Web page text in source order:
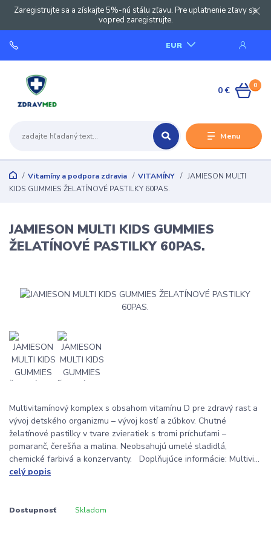
Zaregistrujte sa a získajte 5%-nú stálu zľavu. Pre uplatnenie zľavy sa
vopred zaregistrujte.
Menu
EUR
0
0 €
Vitamíny a podpora zdravia VITAMÍNY
JAMIESON MULTI
KIDS GUMMIES ŽELATÍNOVÉ PASTILKY 60PAS.
JAMIESON MULTI KIDS GUMMIES
ŽELATÍNOVÉ PASTILKY 60PAS.
Multivitamínový komplex s obsahom vitamínu D pre zdravý rast a
vývoj detského organizmu – vývoj kostí a zúbkov. Chutné
želatínové pastilky v tvare zvieratiek s tromi príchuťami –
pomaranč, čerešňa a malina. Neobsahujú umelé sladidlá,
chemické farbivá a konzervanty. Doplňujúce informácie: Multivi...
celý popis
Dostupnosť Skladom